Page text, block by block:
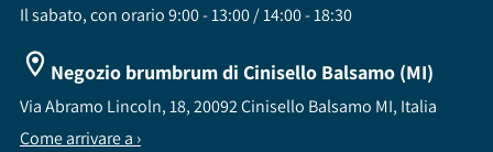
Il sabato, con orario 9:00 - 13:00 / 14:00 - 18:30
Negozio brumbrum di Cinisello Balsamo (MI)
Via Abramo Lincoln, 18, 20092 Cinisello Balsamo MI, Italia
Come arrivare a ›